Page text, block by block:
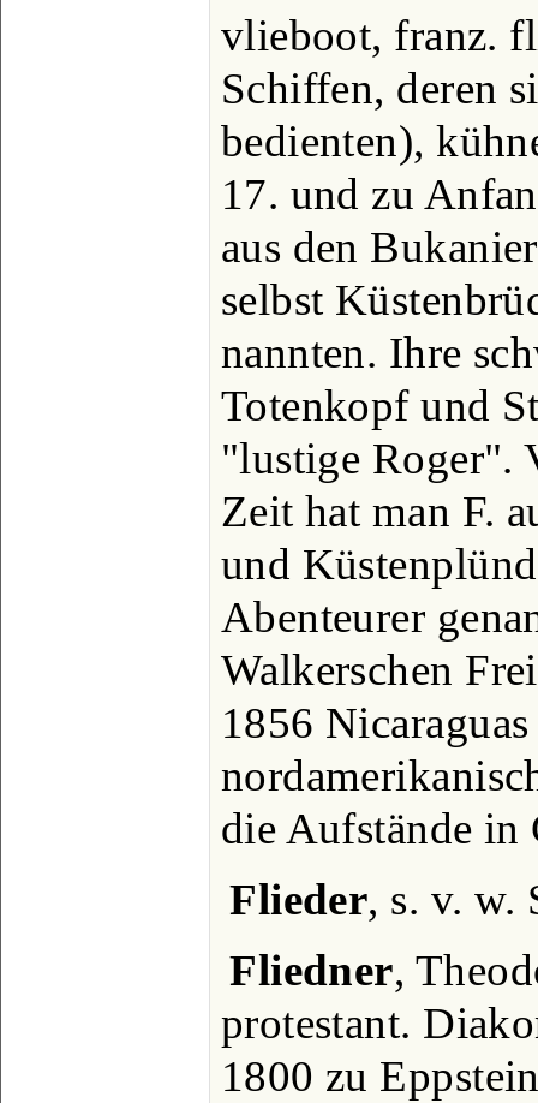
vlieboot, franz.
Schiffen, deren
bedienten),
17. und zu
aus den
selbst
nannten. Ihre
Totenkopf und
"lustige Roger".
Zeit hat man F.
und
Abenteurer
Walkerschen
1856
die Aufstände in
Flieder, s. v. w.
Fliedner,
protestant.
1800 zu